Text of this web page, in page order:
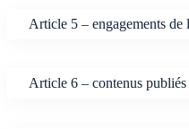
Article 5 – engagements de
Article 6 – contenus